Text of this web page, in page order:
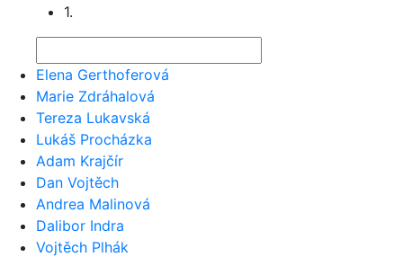
1.
Elena Gerthoferová
Marie Zdráhalová
Tereza Lukavská
Lukáš Procházka
Adam Krajčír
Dan Vojtěch
Andrea Malinová
Dalibor Indra
Vojtěch Plhák